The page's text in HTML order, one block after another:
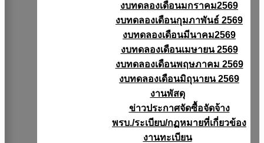
งบทดลองเดือนมกราคม2569
งบทดลองเดือนกุมภาพันธ์ 2569
งบทดลองเดือนมีนาคม2569
งบทดลองเดือนเมษายน 2569
งบทดลองเดือนพฤษภาคม 2569
งบทดลองเดือนมิถุนายน 2569
งานพัสดุ
ข่าวประกาศจัดซื้อจัดจ้าง
พรบ./ระเบียบ/กฏหมายที่เกี่ยวข้อง
งานทะเบียน